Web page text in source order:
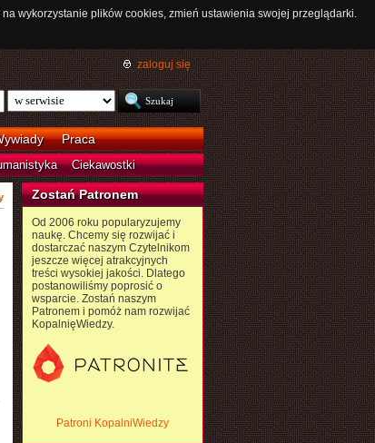
wykorzystanie plików cookies, zmień ustawienia swojej przeglądarki.
zaloguj się
Praca
Ciekawostki
Zostań Patronem
Od 2006 roku popularyzujemy
naukę. Chcemy się rozwijać i
dostarczać naszym Czytelnikom
jeszcze więcej atrakcyjnych
treści wysokiej jakości. Dlatego
postanowiliśmy poprosić o
wsparcie. Zostań naszym
Patronem i pomóż nam rozwijać
KopalnięWiedzy.
Patroni KopalniWiedzy